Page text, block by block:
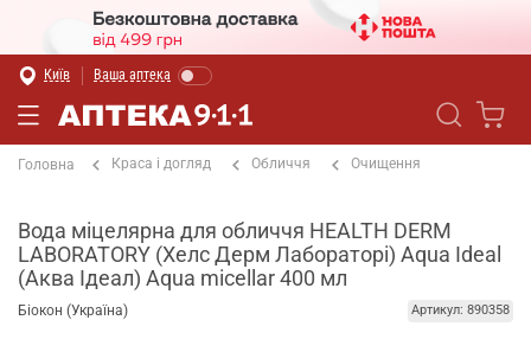
Київ Ваша аптека
Головна Краса і догляд Обличчя Очищення
Вода міцелярна для обличчя HEALTH DERM
LABORATORY (Хелс Дерм Лабораторі) Aqua Ideal
(Аква Ідеал) Aqua micellar 400 мл
Біокон (Україна) Артикул: 890358